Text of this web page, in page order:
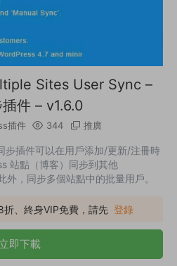
Sites User Sync –
件 – v1.6.0
插件 344 推廣
步插件可以在用戶添加/更新/注冊時
站點（博客）同步到其他
，同步多個站點中的批量用戶。
折、終身VIP免費，請先 登錄
立即下載